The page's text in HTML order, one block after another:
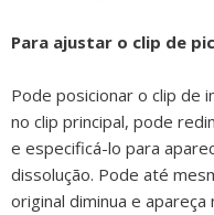
Para ajustar o clip de
Pode posicionar o clip de
no clip principal, pode
e especificá-lo para
dissolução. Pode até
original diminua e